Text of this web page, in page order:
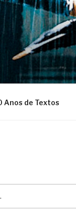
Anos de Textos